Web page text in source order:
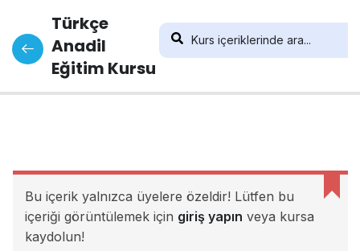
Türkçe
Anadil
Eğitim Kursu
Bu içerik yalnızca üyelere özeldir! Lütfen bu
içeriği görüntülemek için giriş yapın veya kursa
kaydolun!